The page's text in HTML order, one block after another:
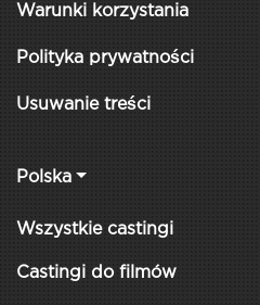
Warunki korzystania
Polityka prywatności
Usuwanie treści
Polska
Wszystkie castingi
Castingi do filmów